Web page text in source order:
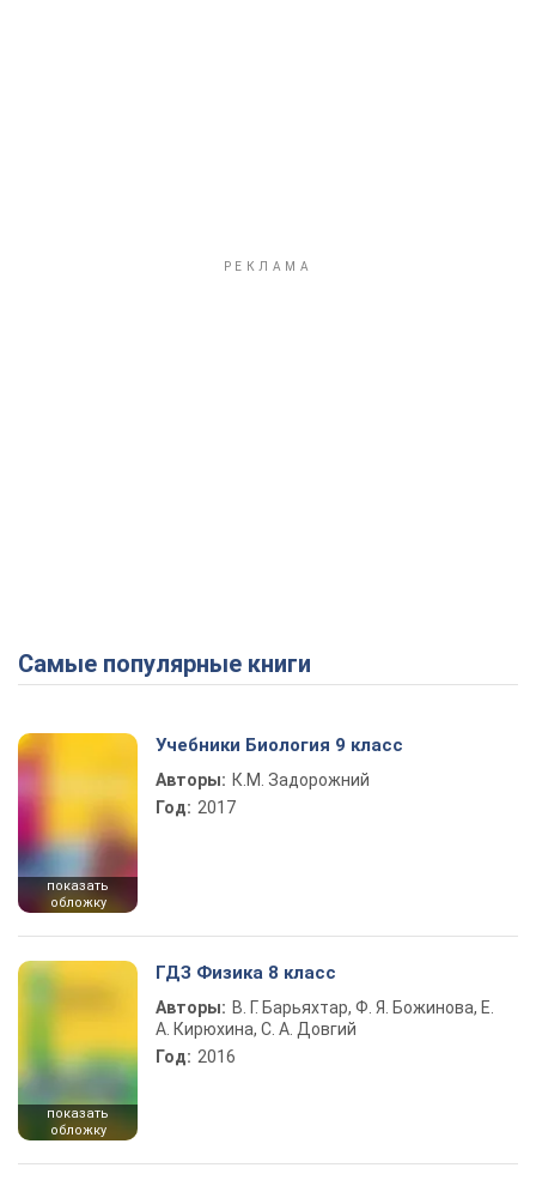
Самые популярные книги
показать
обложку
Учебники Биология 9 класс
Авторы: К.М. Задорожний
Год: 2017
показать
обложку
ГДЗ Физика 8 класс
Авторы: В. Г. Барьяхтар, Ф. Я. Божинова, Е.
А. Кирюхина, С. А. Довгий
Год: 2016